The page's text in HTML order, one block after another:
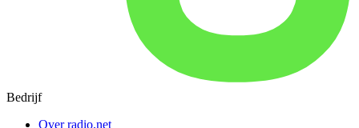
Bedrijf
Over radio.net